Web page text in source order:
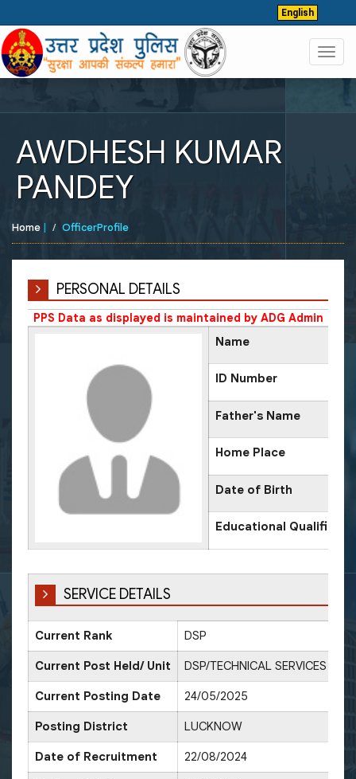
English
AWDHESH KUMAR
PANDEY
Home | OfficerProfile
PERSONAL DETAILS
PPS Data as displayed is maintained by ADG Admin
Name
ID Number
Father's Name
Home Place
Date of Birth
Educational
SERVICE DETAILS
Current Rank DSP
Current Post Held/ Unit DSP/TECHNICAL SERVICES
Current Posting Date 24/05/2025
Posting District LUCKNOW
Date of Recruitment 22/08/2024